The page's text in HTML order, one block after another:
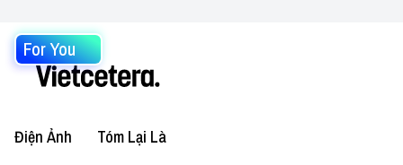
For You
Điện Ảnh Tóm Lại Là